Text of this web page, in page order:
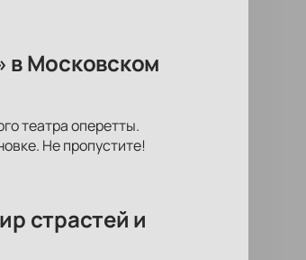
в Московском
театра оперетты.
Не пропустите!
страстей и